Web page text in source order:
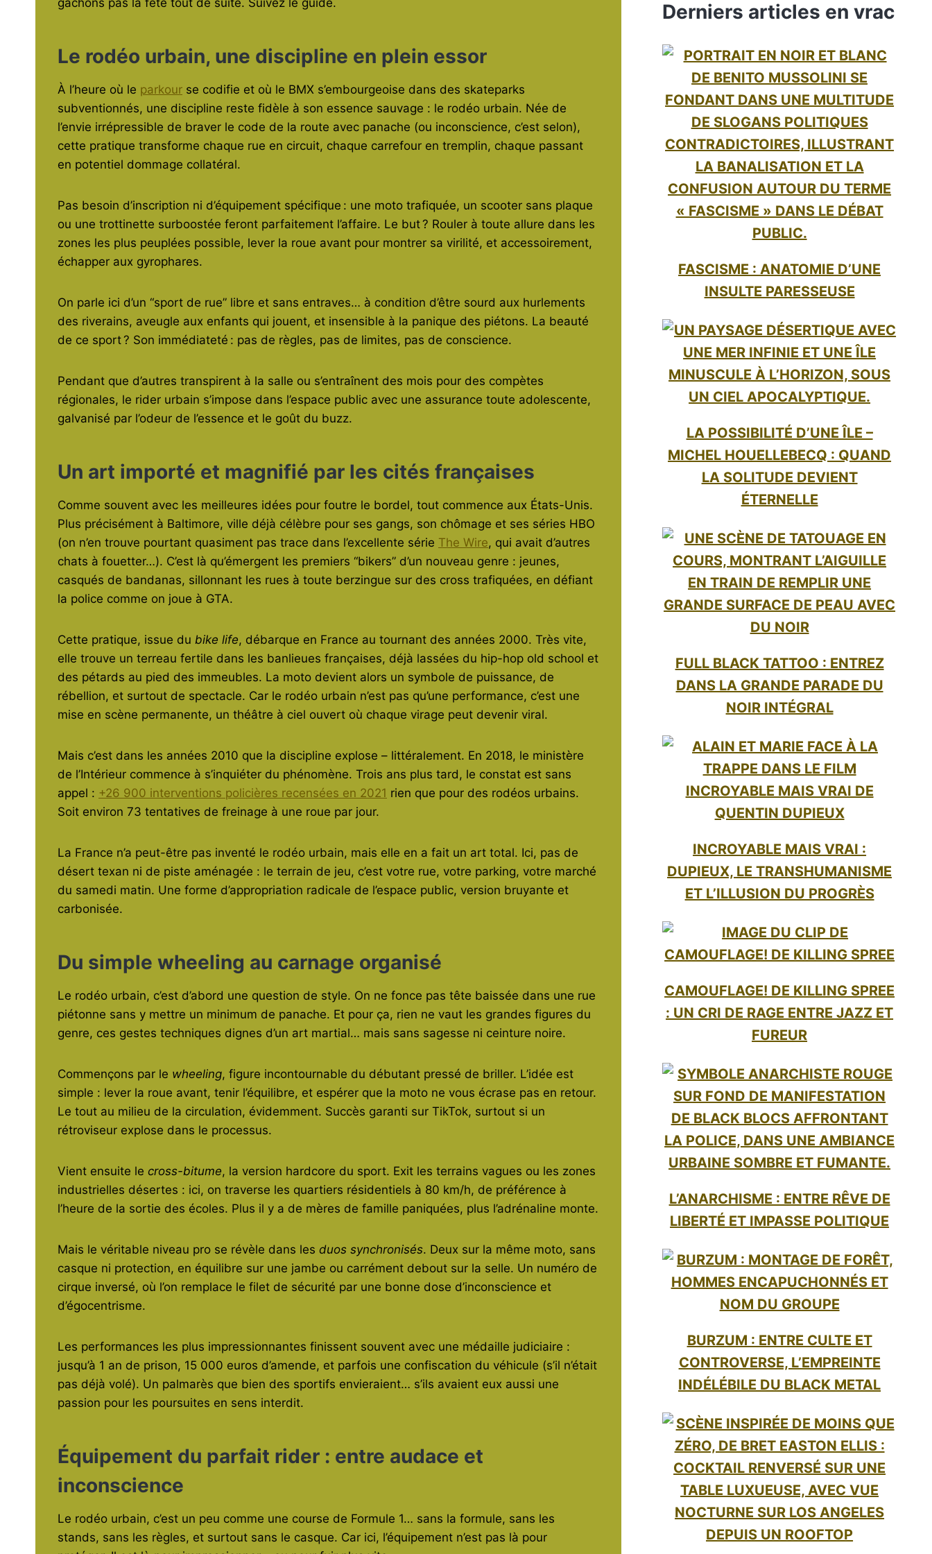
gâchons pas la fête tout de suite. Suivez le guide.
Le rodéo urbain, une discipline en plein essor
À l’heure où le parkour se codifie et où le BMX s’embourgeoise dans des skateparks
subventionnés, une discipline reste fidèle à son essence sauvage : le rodéo urbain. Née de
l’envie irrépressible de braver le code de la route avec panache (ou inconscience, c’est selon),
cette pratique transforme chaque rue en circuit, chaque carrefour en tremplin, chaque passant
en potentiel dommage collatéral.
Pas besoin d’inscription ni d’équipement spécifique : une moto trafiquée, un scooter sans plaque
ou une trottinette surboostée feront parfaitement l’affaire. Le but ? Rouler à toute allure dans les
zones les plus peuplées possible, lever la roue avant pour montrer sa virilité, et accessoirement,
échapper aux gyrophares.
On parle ici d’un “sport de rue” libre et sans entraves… à condition d’être sourd aux hurlements
des riverains, aveugle aux enfants qui jouent, et insensible à la panique des piétons. La beauté
de ce sport ? Son immédiateté : pas de règles, pas de limites, pas de conscience.
Pendant que d’autres transpirent à la salle ou s’entraînent des mois pour des compètes
régionales, le rider urbain s’impose dans l’espace public avec une assurance toute adolescente,
galvanisé par l’odeur de l’essence et le goût du buzz.
Un art importé et magnifié par les cités françaises
Comme souvent avec les meilleures idées pour foutre le bordel, tout commence aux États-Unis.
Plus précisément à Baltimore, ville déjà célèbre pour ses gangs, son chômage et ses séries HBO
(on n’en trouve pourtant quasiment pas trace dans l’excellente série The Wire, qui avait d’autres
chats à fouetter…). C’est là qu’émergent les premiers “bikers” d’un nouveau genre : jeunes,
casqués de bandanas, sillonnant les rues à toute berzingue sur des cross trafiquées, en défiant
la police comme on joue à GTA.
Cette pratique, issue du bike life, débarque en France au tournant des années 2000. Très vite,
elle trouve un terreau fertile dans les banlieues françaises, déjà lassées du hip-hop old school et
des pétards au pied des immeubles. La moto devient alors un symbole de puissance, de
rébellion, et surtout de spectacle. Car le rodéo urbain n’est pas qu’une performance, c’est une
mise en scène permanente, un théâtre à ciel ouvert où chaque virage peut devenir viral.
Mais c’est dans les années 2010 que la discipline explose – littéralement. En 2018, le ministère
de l’Intérieur commence à s’inquiéter du phénomène. Trois ans plus tard, le constat est sans
appel : +26 900 interventions policières recensées en 2021 rien que pour des rodéos urbains.
Soit environ 73 tentatives de freinage à une roue par jour.
La France n’a peut-être pas inventé le rodéo urbain, mais elle en a fait un art total. Ici, pas de
désert texan ni de piste aménagée : le terrain de jeu, c’est votre rue, votre parking, votre marché
du samedi matin. Une forme d’appropriation radicale de l’espace public, version bruyante et
carbonisée.
Du simple wheeling au carnage organisé
Le rodéo urbain, c’est d’abord une question de style. On ne fonce pas tête baissée dans une rue
piétonne sans y mettre un minimum de panache. Et pour ça, rien ne vaut les grandes figures du
genre, ces gestes techniques dignes d’un art martial… mais sans sagesse ni ceinture noire.
Commençons par le wheeling, figure incontournable du débutant pressé de briller. L’idée est
simple : lever la roue avant, tenir l’équilibre, et espérer que la moto ne vous écrase pas en retour.
Le tout au milieu de la circulation, évidemment. Succès garanti sur TikTok, surtout si un
rétroviseur explose dans le processus.
Vient ensuite le cross-bitume, la version hardcore du sport. Exit les terrains vagues ou les zones
industrielles désertes : ici, on traverse les quartiers résidentiels à 80 km/h, de préférence à
l’heure de la sortie des écoles. Plus il y a de mères de famille paniquées, plus l’adrénaline monte.
Mais le véritable niveau pro se révèle dans les duos synchronisés. Deux sur la même moto, sans
casque ni protection, en équilibre sur une jambe ou carrément debout sur la selle. Un numéro de
cirque inversé, où l’on remplace le filet de sécurité par une bonne dose d’inconscience et
d’égocentrisme.
Les performances les plus impressionnantes finissent souvent avec une médaille judiciaire :
jusqu’à 1 an de prison, 15 000 euros d’amende, et parfois une confiscation du véhicule (s’il n’était
pas déjà volé). Un palmarès que bien des sportifs envieraient… s’ils avaient eux aussi une
passion pour les poursuites en sens interdit.
Équipement du parfait rider : entre audace et
inconscience
Le rodéo urbain, c’est un peu comme une course de Formule 1… sans la formule, sans les
stands, sans les règles, et surtout sans le casque. Car ici, l’équipement n’est pas là pour
MIEUX
Derniers articles en vrac
FASCISME : ANATOMIE D’UNE
INSULTE PARESSEUSE
LA POSSIBILITÉ D’UNE ÎLE –
MICHEL HOUELLEBECQ : QUAND
LA SOLITUDE DEVIENT
ÉTERNELLE
FULL BLACK TATTOO : ENTREZ
DANS LA GRANDE PARADE DU
NOIR INTÉGRAL
INCROYABLE MAIS VRAI :
DUPIEUX, LE TRANSHUMANISME
ET L’ILLUSION DU PROGRÈS
CAMOUFLAGE! DE KILLING SPREE
: UN CRI DE RAGE ENTRE JAZZ ET
FUREUR
L’ANARCHISME : ENTRE RÊVE DE
LIBERTÉ ET IMPASSE POLITIQUE
BURZUM : ENTRE CULTE ET
CONTROVERSE, L’EMPREINTE
INDÉLÉBILE DU BLACK METAL